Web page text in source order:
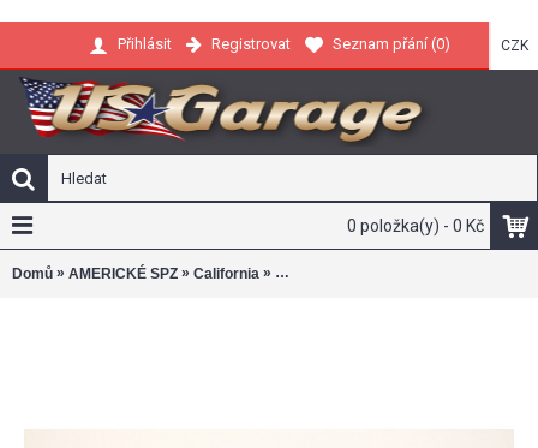
CZK
Přihlásit Registrovat Seznam přání (0)
0 položka(y) - 0 Kč
Domů » AMERICKÉ SPZ » California » Americká spz California historická